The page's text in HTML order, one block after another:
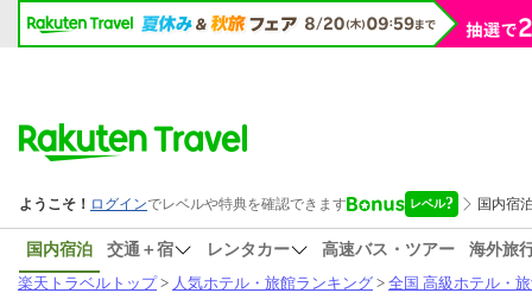
国内宿泊 交通＋宿 レンタカー 高速バス・ツアー
海外旅
楽天トラベルトップ> 人気ホテル・旅館ランキング > 全国 高級ホテル・